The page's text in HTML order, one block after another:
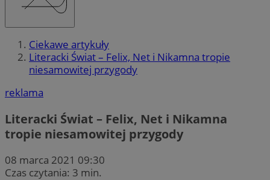
Ciekawe artykuły
Literacki Świat – Felix, Net i Nikamna tropie
niesamowitej przygody
reklama
Literacki Świat – Felix, Net i Nikamna
tropie niesamowitej przygody
08 marca 2021 09:30
Czas czytania: 3 min.